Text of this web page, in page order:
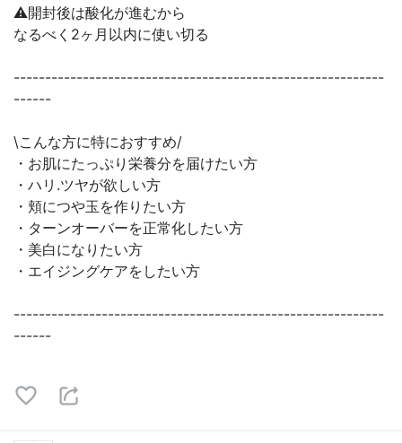
⚠開封後は酸化が進むから
なるべく2ヶ月以内に使い切る
-----------------------------------------------------------
------
\こんな方に特におすすめ/
・お肌にたっぷり栄養分を届けたい方
・ハリ.ツヤが欲しい方
・頬につや玉を作りたい方
・ターンオーバーを正常化したい方
・美白になりたい方
・エイジングケアをしたい方
-----------------------------------------------------------
------